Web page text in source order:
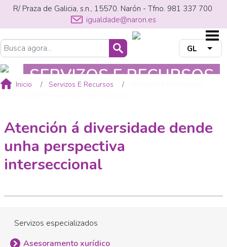
contido
principal
R/ Praza de Galicia, s.n., 15570. Narón - Tfno. 981 337 700
igualdade@naron.es
GL List
SERVIZOS E RECURSOS
Breadcrumb
Inicio Servizos E Recursos
Atención á diversidade dende
unha perspectiva
interseccional
MENÚ
SERVIZOS
Servizos especializados
Asesoramento xurídico